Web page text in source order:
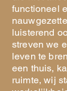
functioneel
luisterend
streven we
leven te
een thuis,
ruimte, wij